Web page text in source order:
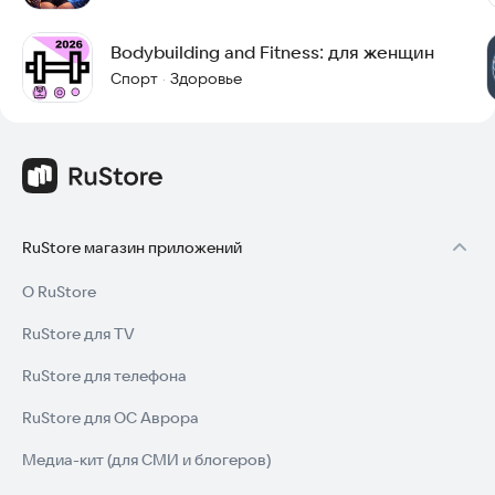
Попробуйте BodyBuild: Тренировка дома и начните свой
путь к здоровому телу уже сегодня.
Bodybuilding and Fitness: для женщин
Спорт · Здоровье
RuStore магазин приложений
О RuStore
RuStore для TV
RuStore для телефона
RuStore для ОС Аврора
Медиа-кит (для СМИ и блогеров)